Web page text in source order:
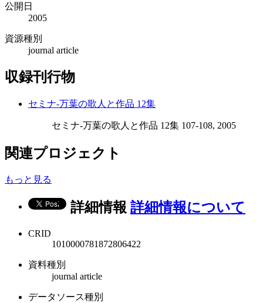
公開日
2005
資源種別
journal article
収録刊行物
セミナ-万葉の歌人と作品 12集
セミナ-万葉の歌人と作品 12集 107-108, 2005
関連プロジェクト
もっと見る
詳細情報 詳細情報について
CRID
1010000781872806422
資料種別
journal article
データソース種別